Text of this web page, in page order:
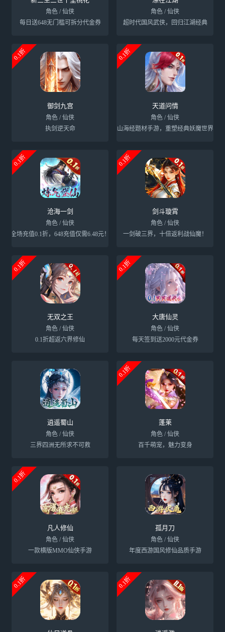
角色 / 仙侠
每日送648无门槛可拆分代金券
角色 / 仙侠
超时代国风武侠，回归江湖经典
0.1折
御剑九宫
角色 / 仙侠
执剑逆天命
0.1折
天道问情
角色 / 仙侠
山海经题材手游，重塑经典妖魔世界
0.1折
沧海一剑
角色 / 仙侠
全场充值0.1折，648充值仅需6.48元！
0.1折
剑斗璇霄
角色 / 仙侠
一剑破三界，十倍返利战仙魔！
0.1折
无双之王
角色 / 仙侠
0.1折超返六界修仙
0.1折
大唐仙灵
角色 / 仙侠
每天签到送2000元代金券
逍遥蜀山
角色 / 仙侠
三界四洲无所求不可救
0.1折
蓬莱
角色 / 仙侠
百千萌宠，魅力变身
0.1折
凡人修仙
角色 / 仙侠
一款横版MMO仙侠手游
孤月刀
角色 / 仙侠
年度西游国风修仙品质手游
0.1折 0.1折